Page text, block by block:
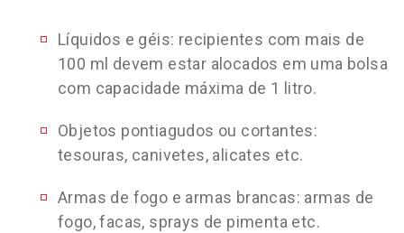
Líquidos e géis: recipientes com mais de
100 ml devem estar alocados em uma bolsa
com capacidade máxima de 1 litro.
Objetos pontiagudos ou cortantes:
tesouras, canivetes, alicates etc.
Armas de fogo e armas brancas: armas de
fogo, facas, sprays de pimenta etc.